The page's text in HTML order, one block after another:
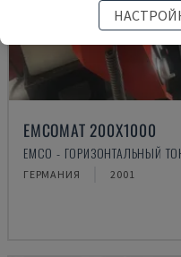
EMCOMAT 200X1000
EMCO - ГОРИЗОНТАЛЬНЫЙ
ГЕРМАНИЯ 2001